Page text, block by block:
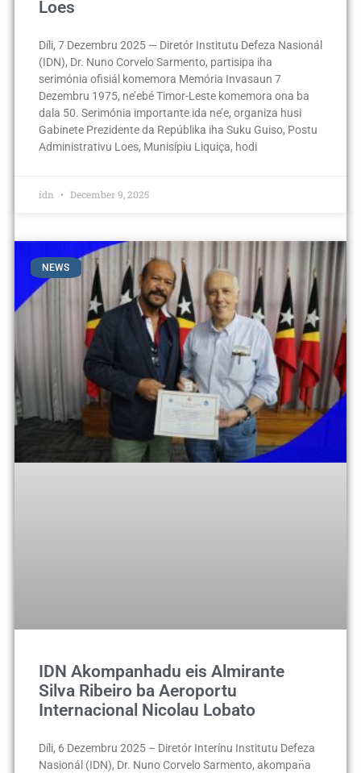
Loes
Díli, 7 Dezembru 2025 — Diretór Institutu Defeza Nasionál
(IDN), Dr. Nuno Corvelo Sarmento, partisipa iha
serimónia ofisiál komemora Memória Invasaun 7
Dezembru 1975, ne’ebé Timor-Leste komemora ona ba
dala 50. Serimónia importante ida ne’e, organiza husi
Gabinete Prezidente da Repúblika iha Suku Guiso, Postu
Administrativu Loes, Munisípiu Liquiça, hodi
idn December 9, 2025
NEWS
IDN Akompanhadu eis Almirante
Silva Ribeiro ba Aeroportu
Internacional Nicolau Lobato
Díli, 6 Dezembru 2025 – Diretór Interínu Institutu Defeza
Nasionál (IDN), Dr. Nuno Corvelo Sarmento, akompan̈a